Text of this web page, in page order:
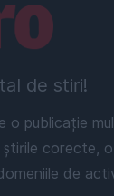
de stiri!
o publicație
corecte,
de